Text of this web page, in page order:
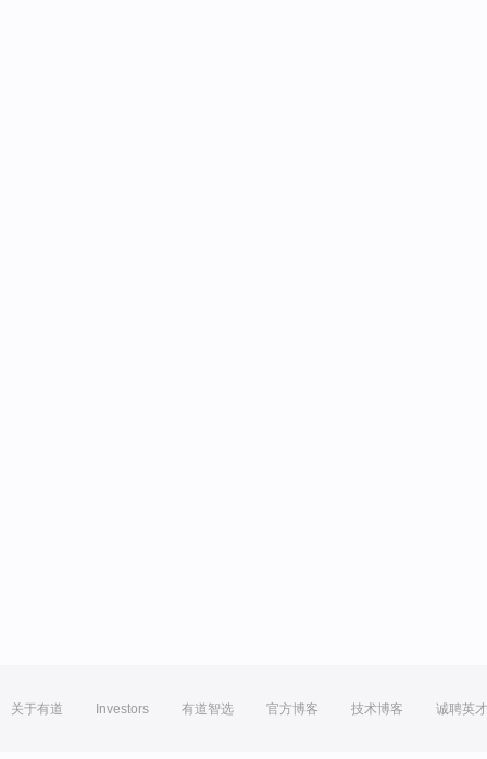
关于有道 Investors 有道智选 官方博客 技术博客 诚聘英才